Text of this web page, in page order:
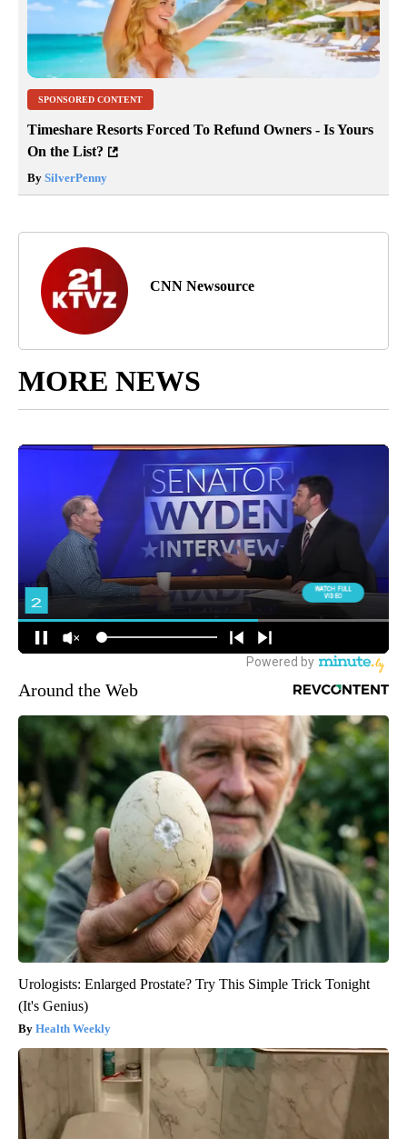
SPONSORED CONTENT
Timeshare Resorts Forced To Refund Owners - Is Yours
On the List?
By SilverPenny
CNN Newsource
MORE NEWS
Around the Web
Urologists: Enlarged Prostate? Try This Simple Trick Tonight
(It's Genius)
Health Weekly